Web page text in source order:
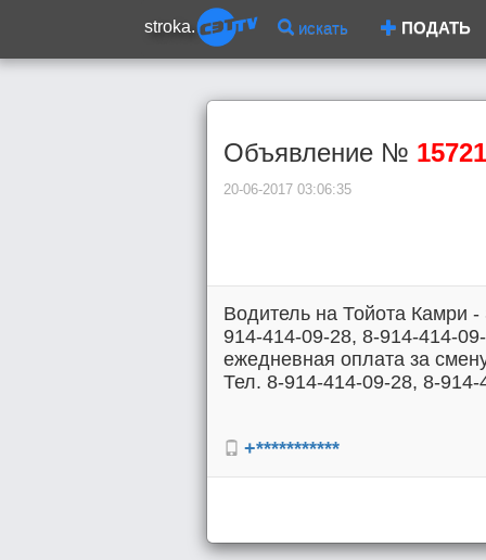
stroka. искать ПОДАТЬ
Объявление № 15721
20-06-2017 03:06:35
Водитель на Тойота Камри
914-414-09-28, 8-914-414-
ежедневная оплата за
Тел. 8-914-414-09-28, 8-914-
+***********